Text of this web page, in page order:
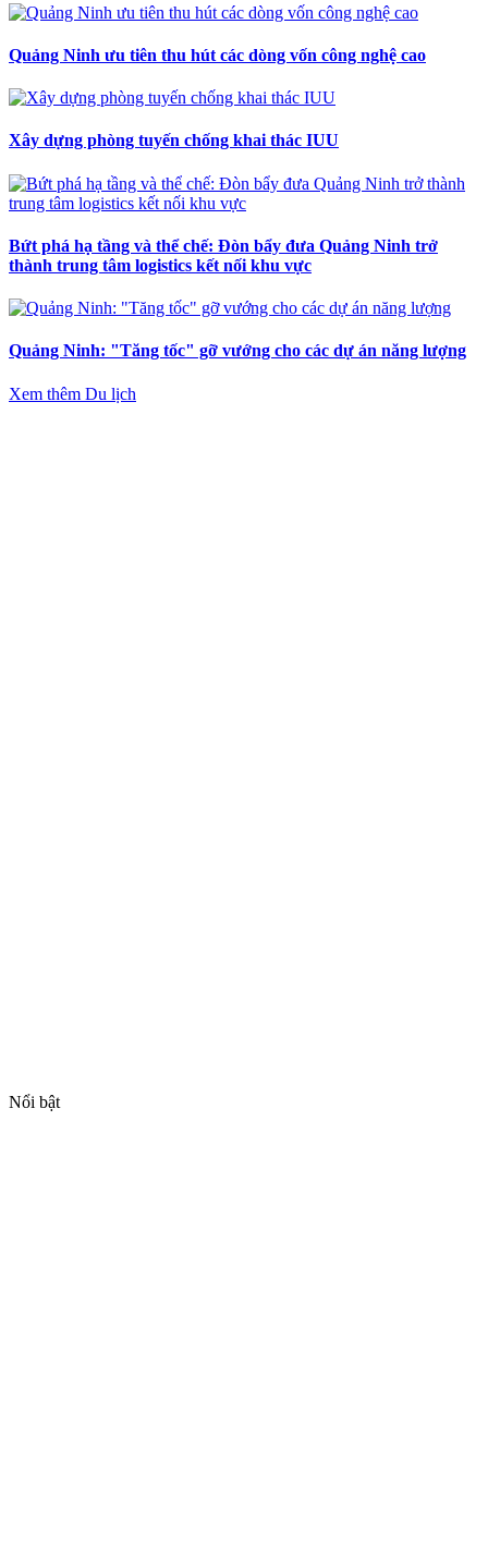
Quảng Ninh ưu tiên thu hút các dòng vốn công nghệ cao
Xây dựng phòng tuyến chống khai thác IUU
Bứt phá hạ tầng và thể chế: Đòn bẩy đưa Quảng Ninh trở
thành trung tâm logistics kết nối khu vực
Quảng Ninh: "Tăng tốc" gỡ vướng cho các dự án năng lượng
Xem thêm Du lịch
Nổi bật